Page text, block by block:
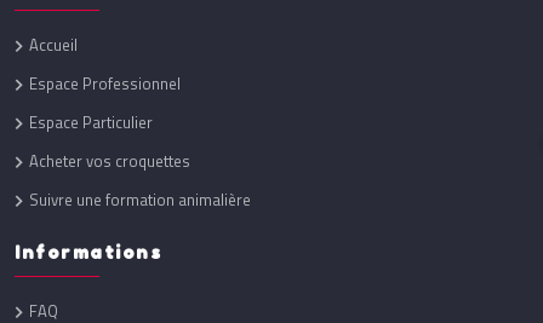
Accueil
Espace Professionnel
Espace Particulier
Acheter vos croquettes
Suivre une formation animalière
Informations
FAQ